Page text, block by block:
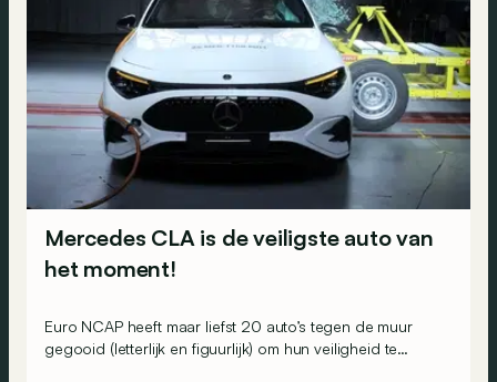
Mercedes CLA is de veiligste auto van
het moment!
Euro NCAP heeft maar liefst 20 auto’s tegen de muur
gegooid (letterlijk en figuurlijk) om hun veiligheid te